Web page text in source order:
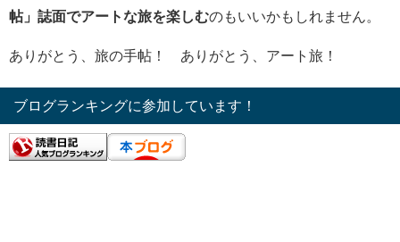
帖」誌面でアートな旅を楽しむのもいいかもしれません。
ありがとう、旅の手帖！ ありがとう、アート旅！
ブログランキングに参加しています！